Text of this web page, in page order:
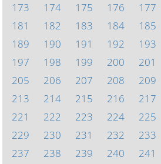
173
174 175 176 177
181
182 183 184 185
189
190 191 192 193
197
198 199 200 201
205
206 207 208 209
213
214 215 216 217
221
222 223 224 225
229
230 231 232 233
237
238 239 240 241